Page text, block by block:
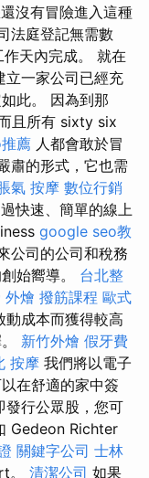
沒有冒險進入這種
法庭登記無需數
作天內完成。 就在
立一家公司已經充
此。 因為到那
且所有 sixty six
薦 人都會敢於冒
肅的形式，它也需
氣 按摩 數位行銷
快速、簡單的線上
google seo教
公司的公司和稅務
始嚮導。 台北整
外燴 撥筋課程 歐式
動成本而獲得較高
新竹外燴 假牙費
按摩 我們將以電子
在舒適的家中簽
發行公眾股，您可
Gedeon Richter
關鍵字公司 士林
。 清潔公司 如果